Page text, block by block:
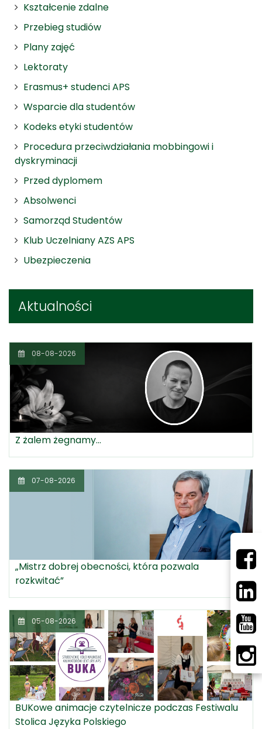
Kształcenie zdalne
Przebieg studiów
Plany zajęć
Lektoraty
Erasmus+ studenci APS
Wsparcie dla studentów
Kodeks etyki studentów
Procedura przeciwdziałania mobbingowi i
dyskryminacji
Przed dyplomem
Absolwenci
Samorząd Studentów
Klub Uczelniany AZS APS
Ubezpieczenia
Aktualności
08-08-2026
Z żalem żegnamy...
07-08-2026
„Mistrz dobrej obecności, która pozwala
rozkwitać”
05-08-2026
BUKowe animacje czytelnicze podczas Festiwalu
Stolica Języka Polskiego